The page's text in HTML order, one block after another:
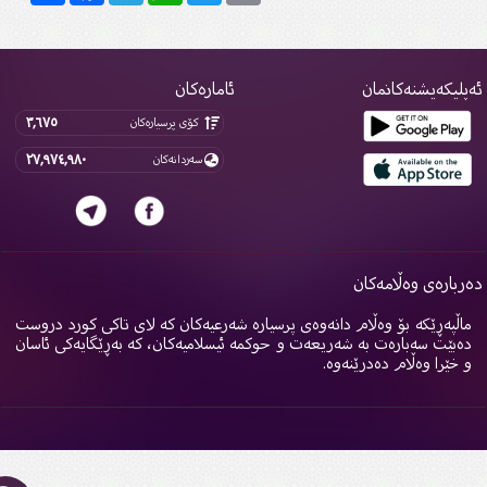
ئامارەکان
کۆی پرسیارەکان ٣,٦٧٥
سەردانەکان ٢٧,٩٧٤,٩٨٠
وەڵامەکان
ماڵپەڕێکە بۆ وەڵام دانەوەی پرسیارە شەرعیەکان کە لای تاکی کورد دروست
دەبێت سەبارەت بە شەریعەت و حوکمە ئیسلامیەکان، کە بەڕێگایەکی ئاسان
و خێرا وەڵام دەدرێنەوە.